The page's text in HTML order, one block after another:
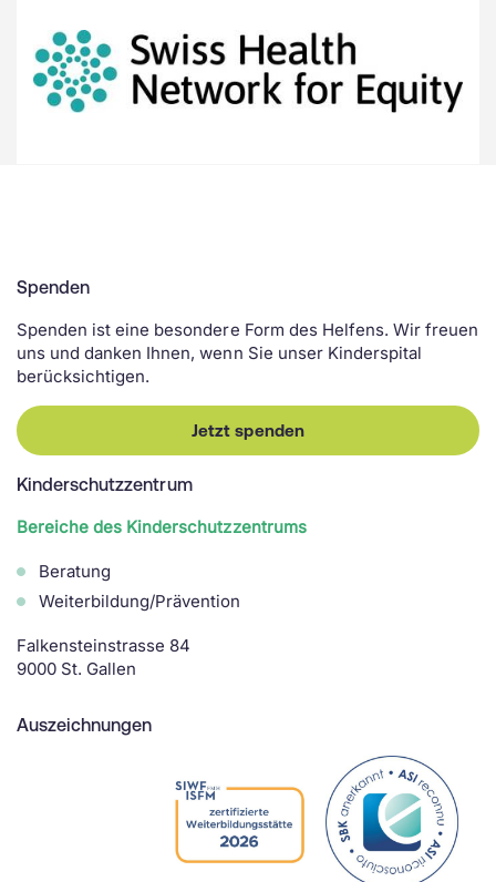
Spenden
Spenden ist eine besondere Form des Helfens. Wir freuen
uns und danken Ihnen, wenn Sie unser Kinderspital
berücksichtigen.
Jetzt spenden
Kinderschutzzentrum
Bereiche des Kinderschutzzentrums
Beratung
Weiterbildung/Prävention
Falkensteinstrasse 84
9000 St. Gallen
Auszeichnungen